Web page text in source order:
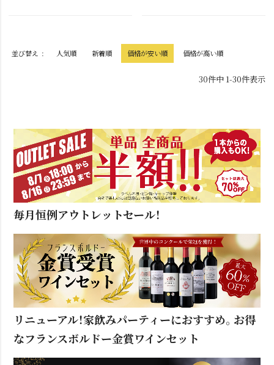
並び替え 人気順 新着順 価格が安い順 価格が高い順
30件中 1-30件表示
毎月恒例アウトレットセール！
リニューアル！家飲みパーティーにおすすめ。お得
なフランスボルドー金賞ワインセット